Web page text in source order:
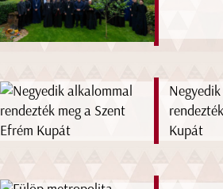
Kupát